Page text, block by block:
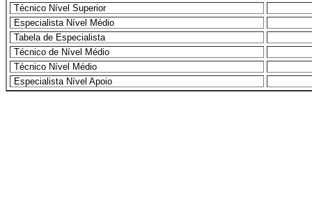
Técnico Nível Superior
Especialista Nível Médio
Tabela de Especialista
Técnico de Nível Médio
Técnico Nível Médio
Especialista Nível Apoio